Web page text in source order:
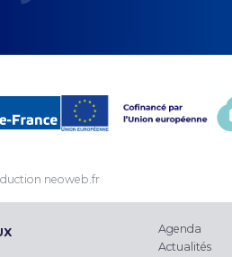
neoweb.fr
Agenda
Actualités